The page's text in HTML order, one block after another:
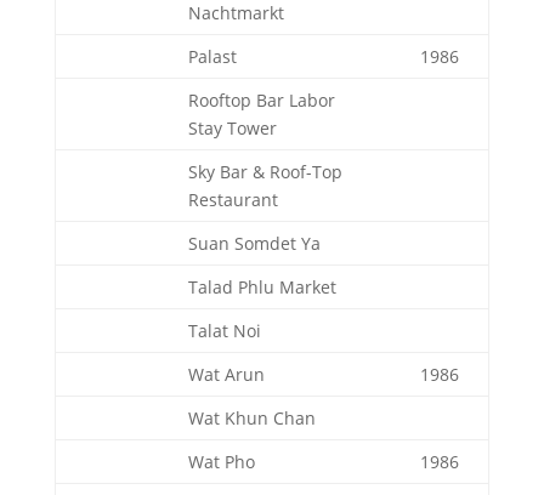
Nachtmarkt
Palast
1986
Rooftop Bar Labor
Stay Tower
Sky Bar & Roof-Top
Restaurant
Suan Somdet Ya
Talad Phlu Market
Talat Noi
Wat Arun
1986
Wat Khun Chan
Wat Pho
1986